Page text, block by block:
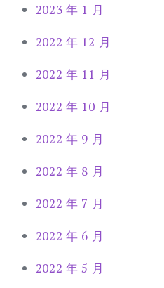
2023 年 1 月
2022 年 12 月
2022 年 11 月
2022 年 10 月
2022 年 9 月
2022 年 8 月
2022 年 7 月
2022 年 6 月
2022 年 5 月